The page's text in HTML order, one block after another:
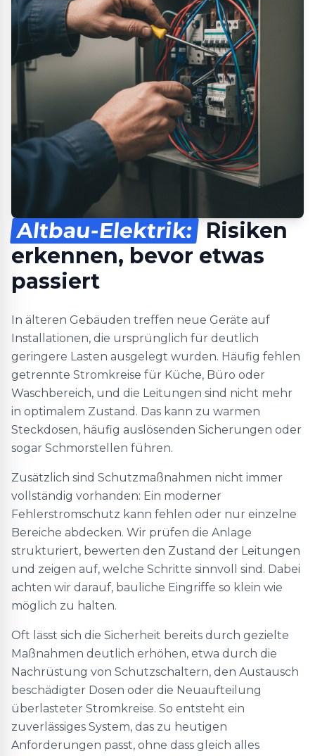
Altbau-Elektrik: Risiken
erkennen, bevor etwas
passiert
In älteren Gebäuden treffen neue Geräte auf
Installationen, die ursprünglich für deutlich
geringere Lasten ausgelegt wurden. Häufig fehlen
getrennte Stromkreise für Küche, Büro oder
Waschbereich, und die Leitungen sind nicht mehr
in optimalem Zustand. Das kann zu warmen
Steckdosen, häufig auslösenden Sicherungen oder
sogar Schmorstellen führen.
Zusätzlich sind Schutzmaßnahmen nicht immer
vollständig vorhanden: Ein moderner
Fehlerstromschutz kann fehlen oder nur einzelne
Bereiche abdecken. Wir prüfen die Anlage
strukturiert, bewerten den Zustand der Leitungen
und zeigen auf, welche Schritte sinnvoll sind. Dabei
achten wir darauf, bauliche Eingriffe so klein wie
möglich zu halten.
Oft lässt sich die Sicherheit bereits durch gezielte
Maßnahmen deutlich erhöhen, etwa durch die
Nachrüstung von Schutzschaltern, den Austausch
beschädigter Dosen oder die Neuaufteilung
überlasteter Stromkreise. So entsteht ein
zuverlässiges System, das zu heutigen
Anforderungen passt, ohne dass gleich alles